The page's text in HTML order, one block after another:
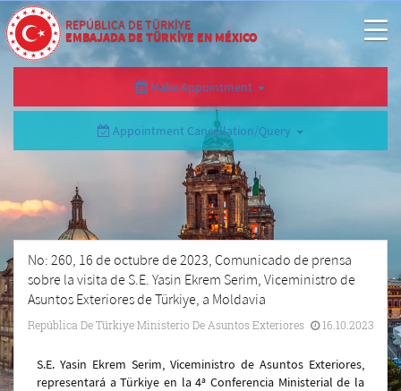
REPÚBLICA DE TÜRKİYE
EMBAJADA DE TÜRKİYE EN MÉXICO
Make Appointment
Appointment Cancellation/Query
No: 260, 16 de octubre de 2023, Comunicado de prensa
sobre la visita de S.E. Yasin Ekrem Serim, Viceministro de
Asuntos Exteriores de Türkiye, a Moldavia
República De Türkiye Ministerio De Asuntos Exteriores 16.10.2023
S.E. Yasin Ekrem Serim, Viceministro de Asuntos Exteriores,
representará a Türkiye en la 4ª Conferencia Ministerial de la